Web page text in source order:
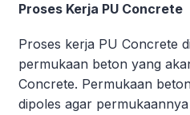
Proses Kerja PU Concrete
Proses kerja PU Concrete
permukaan beton yang
Concrete. Permukaan
dipoles agar